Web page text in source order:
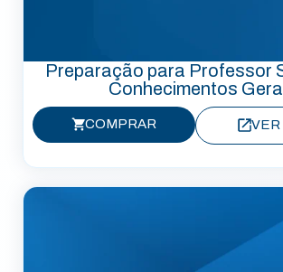
Preparação para Professor
Conhecimentos
COMPRAR VER